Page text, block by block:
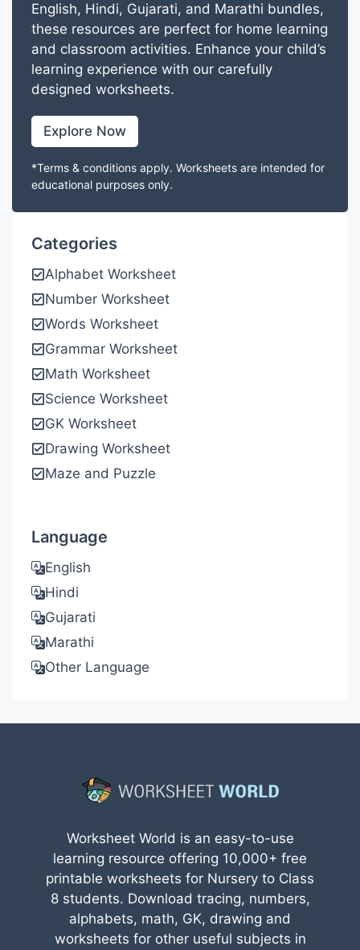
English, Hindi, Gujarati, and Marathi bundles,
these resources are perfect for home learning
and classroom activities. Enhance your child’s
learning experience with our carefully
designed worksheets.
Explore Now
*Terms & conditions apply. Worksheets are intended for
educational purposes only.
Categories
Alphabet Worksheet
Number Worksheet
Words Worksheet
Grammar Worksheet
Math Worksheet
Science Worksheet
GK Worksheet
Drawing Worksheet
Maze and Puzzle
Language
English
Hindi
Gujarati
Marathi
Other Language
Worksheet World is an easy-to-use
learning resource offering 10,000+ free
printable worksheets for Nursery to Class
8 students. Download tracing, numbers,
alphabets, math, GK, drawing and
worksheets for other useful subjects in